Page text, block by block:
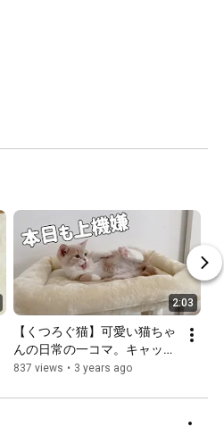
2:03
【くつろぐ猫】可愛い猫ちゃ
んの日常の一コマ。キャット
タワーでくつろぎます。にゃ
837 views • 3 years ago